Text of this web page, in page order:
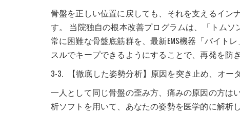
骨盤を正しい位置に戻しても、それを支えるイン
す。 当院独自の根本改善プログラムは、「トム
常に困難な骨盤底筋群を、最新EMS機器「バイト
スルでキープできるようにすることで、再発を防
3-3. 【徹底した姿勢分析】原因を突き止め、オー
一人として同じ骨盤の歪み方、痛みの原因の方は
析ソフトを用いて、あなたの姿勢を医学的に解析